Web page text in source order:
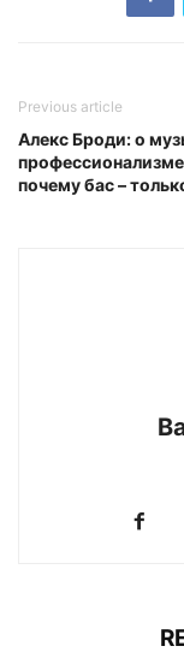
Previous article
Алекс Броди: о
почему бас –